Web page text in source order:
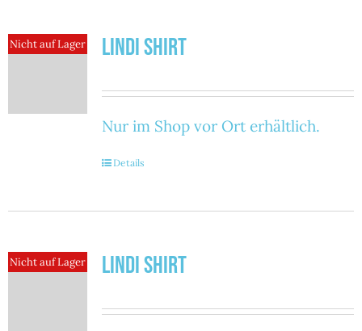
Nicht auf Lager Lindi Shirt
Nur im Shop vor Ort erhältlich.
Details
Nicht auf Lager Lindi Shirt